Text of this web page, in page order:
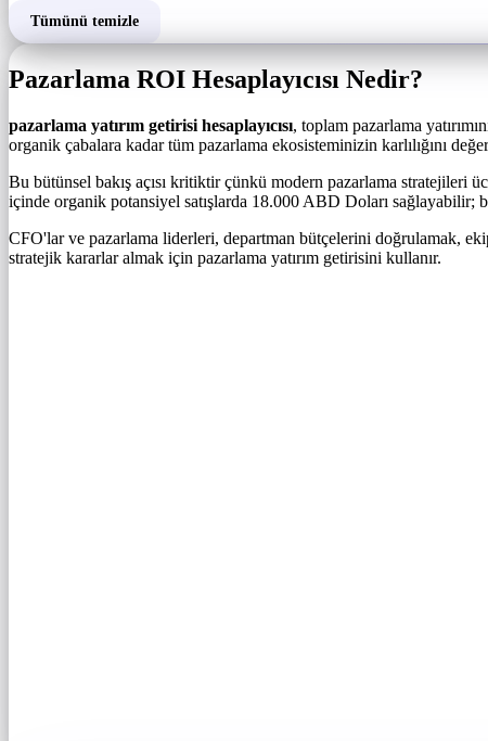
Tümünü temizle
Pazarlama ROI Hesaplayıcısı Nedir?
pazarlama yatırım getirisi hesaplayıcısı, toplam pazarlama
organik çabalara kadar tüm pazarlama ekosisteminizin karlılığını
Bu bütünsel bakış açısı kritiktir çünkü modern pazarlama stratejileri
içinde organik potansiyel satışlarda 18.000 ABD Doları sağlayabilir;
CFO'lar ve pazarlama liderleri, departman bütçelerini doğrulamak,
stratejik kararlar almak için pazarlama yatırım getirisini kullanır.